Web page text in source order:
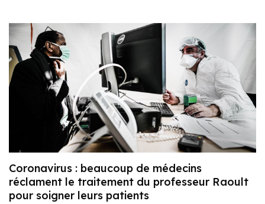
Coronavirus : beaucoup de médecins
réclament le traitement du professeur Raoult
pour soigner leurs patients